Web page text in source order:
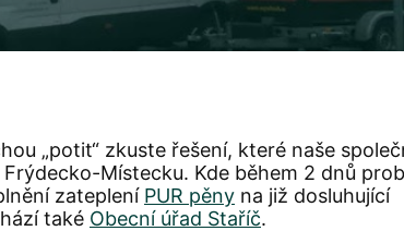
„potit“ zkuste řešení, které naše
Místecku. Kde během 2 dnů
zateplení PUR pěny na již dosluhující
také Obecní úřad Staříč.